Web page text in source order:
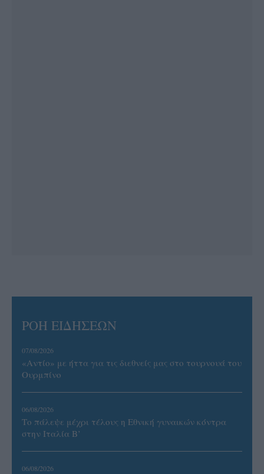
ΡΟΗ ΕΙΔΗΣΕΩΝ
07/08/2026
«Αντίο» με ήττα για τις διεθνείς μας στο τουρνουά του
Ουρμπίνο
06/08/2026
Το πάλεψε μέχρι τέλους η Εθνική γυναικών κόντρα
στην Ιταλία Β’
06/08/2026